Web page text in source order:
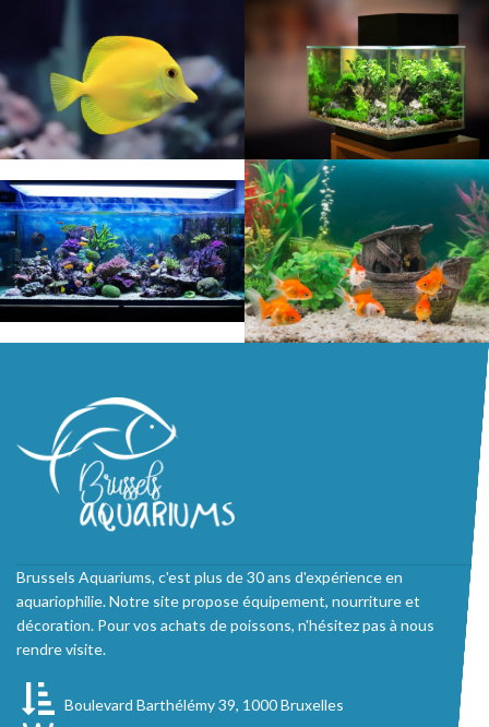
Brussels Aquariums, c'est plus de 30 ans d'expérience en
aquariophilie. Notre site propose équipement, nourriture et
décoration. Pour vos achats de poissons, n'hésitez pas à nous
rendre visite.
Boulevard Barthélémy 39, 1000 Bruxelles